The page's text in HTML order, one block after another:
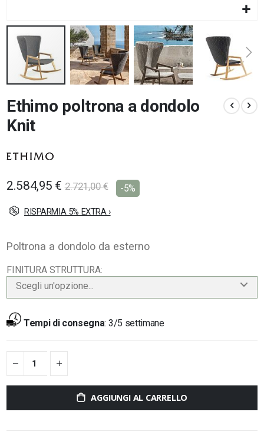
all'inizio
della
galleria
immagini
Ethimo poltrona a dondolo
Knit
2.584,95 € 2.721,00 € -5%
RISPARMIA 5% EXTRA ›
Poltrona a dondolo da esterno
FINITURA STRUTTURA
Scegli un'opzione...
Tempi di consegna: 3/5 settimane
AGGIUNGI AL CARRELLO